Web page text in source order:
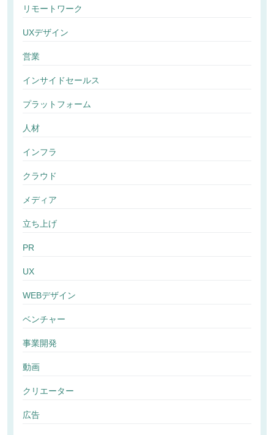
リモートワーク
UXデザイン
営業
インサイドセールス
プラットフォーム
人材
インフラ
クラウド
メディア
立ち上げ
PR
UX
WEBデザイン
ベンチャー
事業開発
動画
クリエーター
広告